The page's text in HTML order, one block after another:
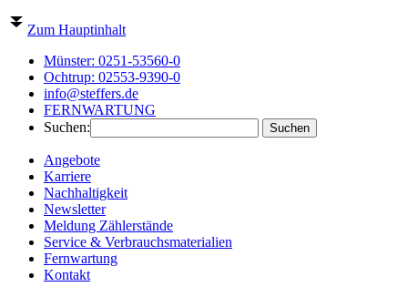
Zum Hauptinhalt
Münster: 0251-53560-0
Ochtrup: 02553-9390-0
info@steffers.de
FERNWARTUNG
Suchen:
Angebote
Karriere
Nachhaltigkeit
Newsletter
Meldung Zählerstände
Service & Verbrauchsmaterialien
Fernwartung
Kontakt